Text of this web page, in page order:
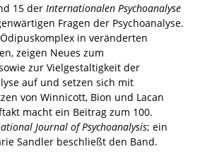
15 der Internationalen Psychoanalyse
Fragen der Psychoanalyse.
in veränderten
zeigen Neues zum
zur Vielgestaltigkeit der
auf und setzen sich mit
von Winnicott, Bion und Lacan
macht ein Beitrag zum 100.
Journal of Psychoanalysis; ein
Sandler beschließt den Band.